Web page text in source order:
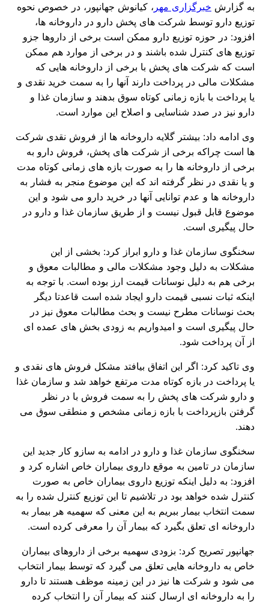
به گزارش خبرگزاری مهر ، کیانوش جهانپور، در خصوص نحوه
توزیع دارو توسط شرکت های پخش دارو در داروخانه ها،
افزود: در حوزه توزیع دارو ممکن است برخی از داروها جزو
توزیع های کنترل شده باشند و در برخی از موارد هم ممکن
است که شرکت های پخش با برخی از داروخانه هایی که
مشکلات مالی در پرداخت دارند آنها را به سمت خرید نقدی و
یا پرداخت با بازه زمانی کوتاه سوق بدهند و سازمان غذا و
دارو نیز در صدد شناسایی و اصلاح این موارد است.
وی ادامه داد: بیشتر گلایه داروخانه ها از فروش نقدی شرکت
ها است چراکه برخی از شرکت های پخش، فروش دارو به
برخی از داروخانه ها را به صورت بازه های زمانی کوتاه مدت
و یا نقدی در نظر گرفته اند که این موضوع منجر به فشار به
داروخانه ها و عدم توانایی آنها در خرید دارو می شود و این
موضوع قابل قبول نیست و از طریق سازمان غذا و دارو در
حال پیگیری است.
سخنگوی سازمان غذا و دارو ابراز کرد: بخشی از این
مشکلات به دلیل وجود مشکلات مالی و مطالبات معوق و
برخی هم به دلیل نوسانات قیمت ارز بوده است. با توجه به
اینکه ثبات نسبی قیمت دارو ایجاد شده است قاعدتا دیگر
بحث نوسانات مطرح نیست و بحث مطالبات معوق نیز در
حال پیگیری است و امیدواریم به زودی بخش های عمده ای
از آن پرداخت شود.
وی تاکید کرد: اگر این اتفاق بیافتد مشکل فروش های نقدی و
یا پرداخت در بازه کوتاه مدت مرتفع خواهد شد و سازمان غذا
و دارو شرکت های پخش را به سمت فروش با در نظر
گرفتن بازپرداخت با بازه زمانی مشخص و منطقی سوق می
دهند.
سخنگوی سازمان غذا و دارو در ادامه به سازو کار جدید این
سازمان در تامین به موقع داروی بیماران خاص اشاره کرد و
افزود: به دلیل اینکه توزیع داروی بیماران خاص به صورت
کنترل شده خواهد بود در تلاشیم تا این توزیع کنترل شده را به
سمت انتخاب بیمار ببریم به این معنی که سهمیه هر بیمار به
داروخانه ای تعلق بگیرد که بیمار آن را معرفی کرده است.
جهانپور تصریح کرد: بزودی سهمیه برخی از داروهای بیماران
خاص به داروخانه هایی تعلق می گیرد که توسط بیمار انتخاب
می شود و شرکت ها نیز در این زمینه موظف هستند تا دارو
را به داروخانه ای ارسال کنند که بیمار آن را انتخاب کرده